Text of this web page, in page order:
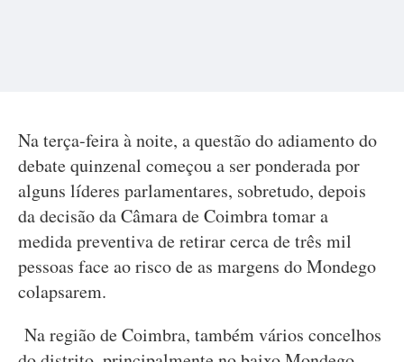
Na terça-feira à noite, a questão do adiamento do
debate quinzenal começou a ser ponderada por
alguns líderes parlamentares, sobretudo, depois
da decisão da Câmara de Coimbra tomar a
medida preventiva de retirar cerca de três mil
pessoas face ao risco de as margens do Mondego
colapsarem.
Na região de Coimbra, também vários concelhos